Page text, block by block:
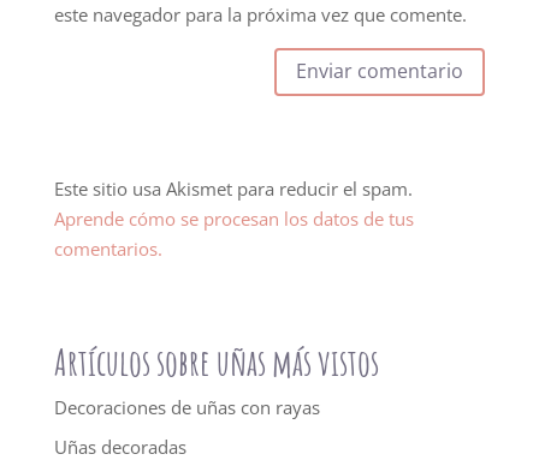
este navegador para la próxima vez que comente.
Este sitio usa Akismet para reducir el spam.
Aprende cómo se procesan los datos de tus
comentarios.
Artículos sobre uñas más vistos
Decoraciones de uñas con rayas
Uñas decoradas